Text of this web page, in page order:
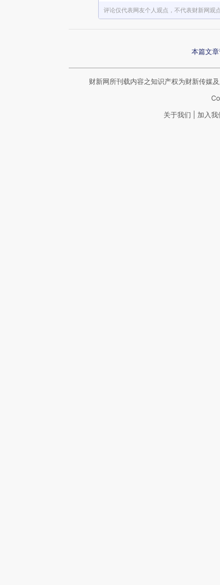
评论仅代表网友个人观点，不代表财新网观
本篇文
财新网所刊载内容之知识产权为财新传媒
关于我们 加入我